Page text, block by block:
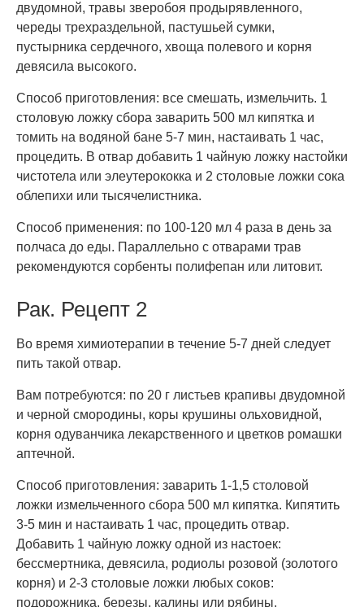
двудомной, травы зверобоя продырявленного,
череды трехраздельной, пастушьей сумки,
пустырника сердечного, хвоща полевого и корня
девясила высокого.
Способ приготовления: все смешать, измельчить. 1
столовую ложку сбора заварить 500 мл кипятка и
томить на водяной бане 5-7 мин, настаивать 1 час,
процедить. В отвар добавить 1 чайную ложку настойки
чистотела или элеутерококка и 2 столовые ложки сока
облепихи или тысячелистника.
Способ применения: по 100-120 мл 4 раза в день за
полчаса до еды. Параллельно с отварами трав
рекомендуются сорбенты полифепан или литовит.
Рак. Рецепт 2
Во время химиотерапии в течение 5-7 дней следует
пить такой отвар.
Вам потребуются: по 20 г листьев крапивы двудомной
и черной смородины, коры крушины ольховидной,
корня одуванчика лекарственного и цветков ромашки
аптечной.
Способ приготовления: заварить 1-1,5 столовой
ложки измельченного сбора 500 мл кипятка. Кипятить
3-5 мин и настаивать 1 час, процедить отвар.
Добавить 1 чайную ложку одной из настоек:
бессмертника, девясила, родиолы розовой (золотого
корня) и 2-3 столовые ложки любых соков:
подорожника, березы, калины или рябины.